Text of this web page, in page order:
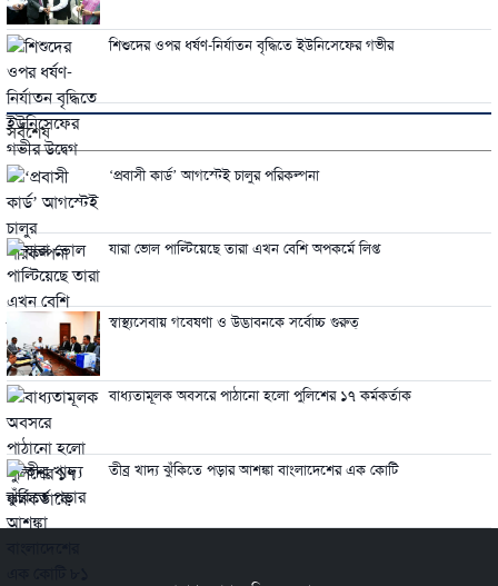
শিশুদের ওপর ধর্ষণ-নির্যাতন বৃদ্ধিতে ইউনিসেফের গভীর
সর্বশেষ
‘প্রবাসী কার্ড’ আগস্টেই চালুর পরিকল্পনা
যারা ভোল পাল্টিয়েছে তারা এখন বেশি অপকর্মে লিপ্ত
স্বাস্থ্যসেবায় গবেষণা ও উদ্ভাবনকে সর্বোচ্চ গুরুত্
বাধ্যতামূলক অবসরে পাঠানো হলো পুলিশের ১৭ কর্মকর্তাক
তীব্র খাদ্য ঝুঁকিতে পড়ার আশঙ্কা বাংলাদেশের এক কোটি